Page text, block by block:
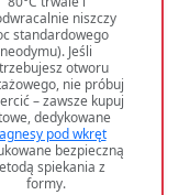
niszczy
standardowego
neodymu). Jeśli
otworu
nie próbuj
– zawsze kupuj
dedykowane
pod wkręt
bezpieczną
spiekania z
formy.